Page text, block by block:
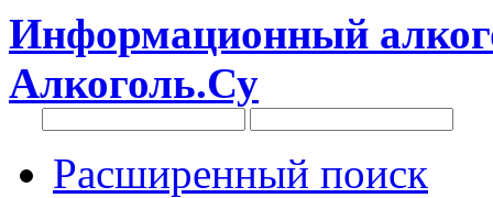
Информационный
Алкоголь.Су
Расширенный поиск